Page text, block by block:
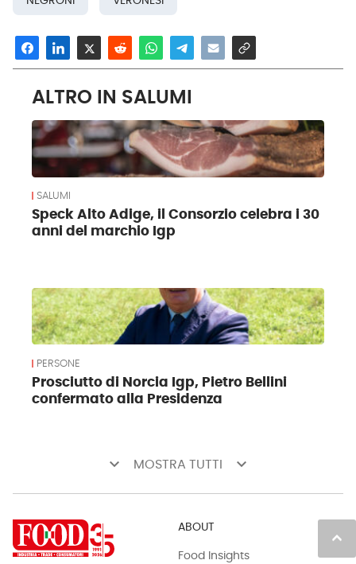
ALTRO IN SALUMI
SALUMI
Speck Alto Adige, il Consorzio celebra i 30
anni del marchio Igp
PERSONE
Prosciutto di Norcia Igp, Pietro Bellini
confermato alla Presidenza
keyboard_arrow_down MOSTRA TUTTI keyboard_arrow_down
keyboard_arrow_up
ABOUT
Food Insights